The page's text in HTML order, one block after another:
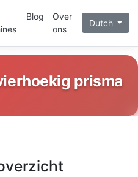
Blog
Over
ons
Dutch
prisma